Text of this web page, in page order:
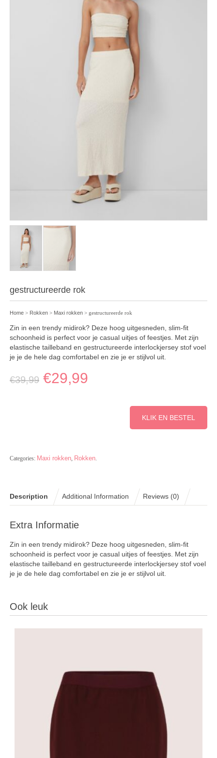
gestructureerde rok
Home > Rokken > Maxi rokken > gestructureerde rok
Zin in een trendy midirok? Deze hoog uitgesneden, slim-fit
schoonheid is perfect voor je casual uitjes of feestjes. Met zijn
elastische tailleband en gestructureerde interlockjersey stof voel
je je de hele dag comfortabel en zie je er stijlvol uit.
€39,99 €29,99
KLIK EN BESTEL
Categories: Maxi rokken, Rokken.
Description Additional Information Reviews (0)
Extra Informatie
Zin in een trendy midirok? Deze hoog uitgesneden, slim-fit
schoonheid is perfect voor je casual uitjes of feestjes. Met zijn
elastische tailleband en gestructureerde interlockjersey stof voel
je je de hele dag comfortabel en zie je er stijlvol uit.
Ook leuk